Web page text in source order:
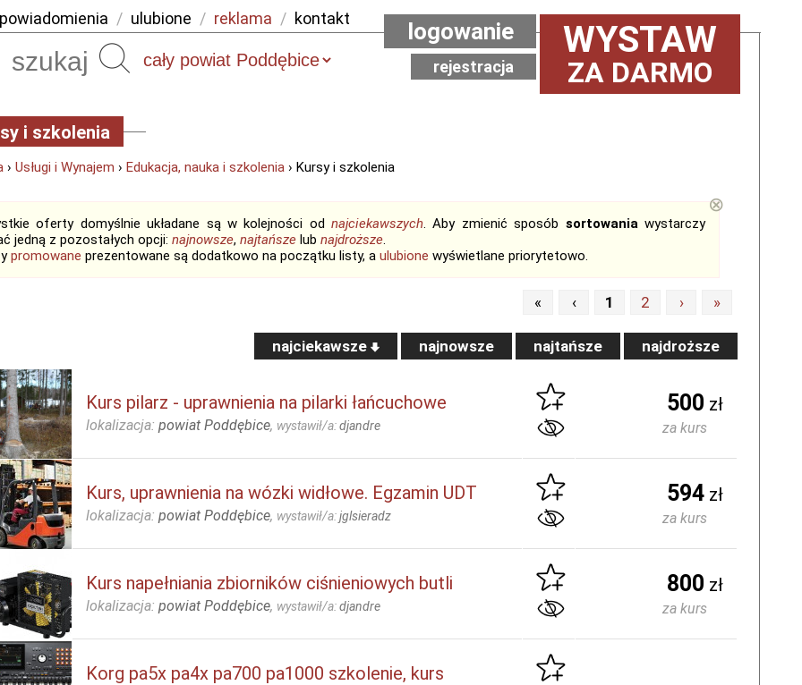
powiadomienia / ulubione / reklama / kontakt
Szukaj WYSTAW
ZA DARMO
logowanie
rejestracja
i szkolenia
› Usługi i Wynajem › Edukacja, nauka i szkolenia › Kursy i szkolenia
oferty domyślnie układane są w kolejności odnajciekawszych. Aby zmienić sposób sortowaniawystarczy
jedną z pozostałych opcji: najnowsze, najtańsze lub najdroższe.
promowane prezentowane są dodatkowo na początku listy, a ulubione wyświetlane priorytetowo.
⊗
« ‹ 1 2 › »
najciekawsze najnowsze najtańsze najdroższe
Kurs pilarz - uprawnienia na pilarki łańcuchowe
lokalizacja: powiat Poddębice, wystawił/a:djandre
500 zł
za kurs
Kurs, uprawnienia na wózki widłowe. Egzamin UDT
lokalizacja: powiat Poddębice, wystawił/a:jglsieradz
594 zł
za kurs
Kurs napełniania zbiorników ciśnieniowych butli
lokalizacja: powiat Poddębice, wystawił/a:djandre
800 zł
za kurs
Korg pa5x pa4x pa700 pa1000 szkolenie, kurs